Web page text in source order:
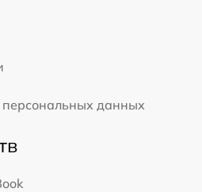
персональных данных